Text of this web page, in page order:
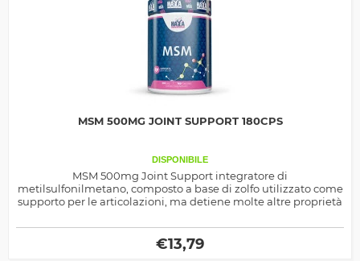
MSM 500MG JOINT SUPPORT 180CPS
DISPONIBILE
MSM 500mg Joint Support integratore di
metilsulfonilmetano, composto a base di zolfo utilizzato come
supporto per le articolazioni, ma detiene molte altre proprietà
€13,79